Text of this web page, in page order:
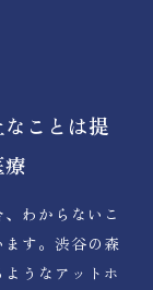
ことは提
わからないこ
す。渋谷の森
うなアットホ